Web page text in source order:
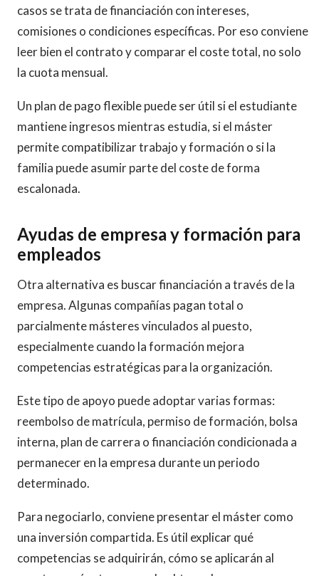
casos se trata de financiación con intereses,
comisiones o condiciones específicas. Por eso conviene
leer bien el contrato y comparar el coste total, no solo
la cuota mensual.
Un plan de pago flexible puede ser útil si el estudiante
mantiene ingresos mientras estudia, si el máster
permite compatibilizar trabajo y formación o si la
familia puede asumir parte del coste de forma
escalonada.
Ayudas de empresa y formación para
empleados
Otra alternativa es buscar financiación a través de la
empresa. Algunas compañías pagan total o
parcialmente másteres vinculados al puesto,
especialmente cuando la formación mejora
competencias estratégicas para la organización.
Este tipo de apoyo puede adoptar varias formas:
reembolso de matrícula, permiso de formación, bolsa
interna, plan de carrera o financiación condicionada a
permanecer en la empresa durante un periodo
determinado.
Para negociarlo, conviene presentar el máster como
una inversión compartida. Es útil explicar qué
competencias se adquirirán, cómo se aplicarán al